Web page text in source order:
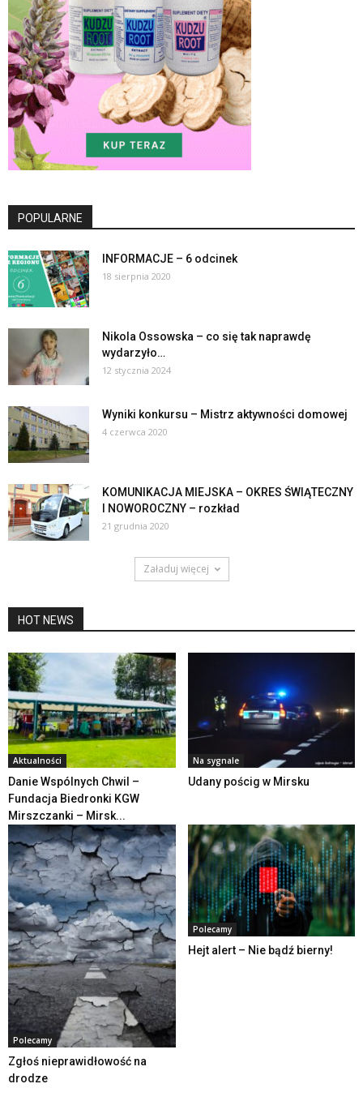
POPULARNE
INFORMACJE – 6 odcinek
18 sierpnia 2020
Nikola Ossowska – co się tak naprawdę
wydarzyło…
12 stycznia 2024
Wyniki konkursu – Mistrz aktywności domowej
4 czerwca 2020
KOMUNIKACJA MIEJSKA – OKRES ŚWIĄTECZNY
I NOWOROCZNY – rozkład
21 grudnia 2020
Załaduj więcej
HOT NEWS
Aktualności
Danie Wspólnych Chwil –
Fundacja Biedronki KGW
Mirszczanki – Mirsk...
Na sygnale
Udany pościg w Mirsku
Polecamy
Zgłoś nieprawidłowość na
drodze
Polecamy
Hejt alert – Nie bądź bierny!